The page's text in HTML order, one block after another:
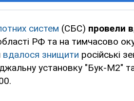
систем (СБС) провели
РФ та на тимчасово
вдалося знищити російські
установку "Бук-М2"